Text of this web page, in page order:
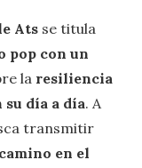
Ats se titula
pop con un
la resiliencia
día a día. A
transmitir
en el